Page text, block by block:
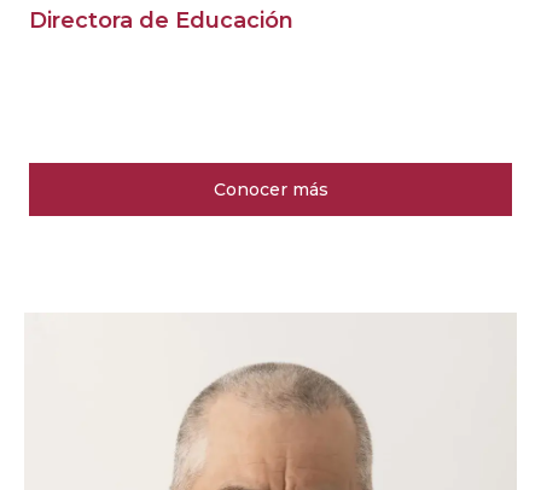
Directora de Educación
Conocer más